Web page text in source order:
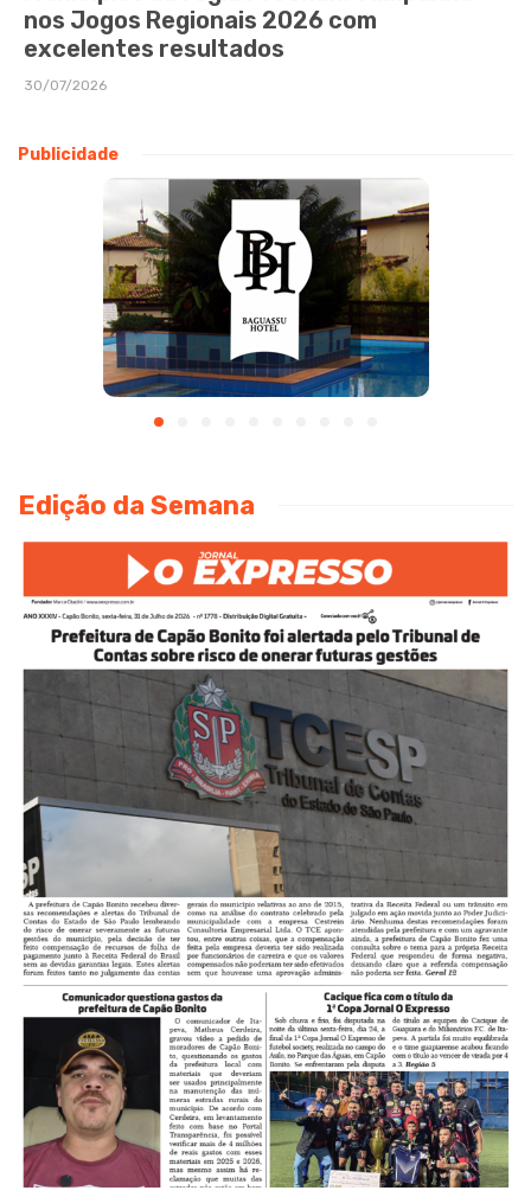
nos Jogos Regionais 2026 com
excelentes resultados
30/07/2026
Publicidade
Edição da Semana